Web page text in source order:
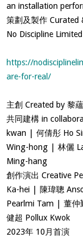
an installation
策劃及製作 Curated
No Discipline Limited
https://
are-for-real/
主創 Created by 黎
共同建構 in
kwan | 何倩彤 Ho
Wing-hong | 林儷
Ming-hang
創作演出 Creative
Ka-hei | 陳瑋聰
Pearlmi Tam | 董
健超 Pollux Kwok
2023年 10月首演